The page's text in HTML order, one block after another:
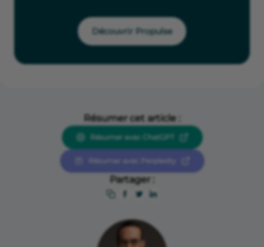
Découvrir Propulse
Résumer cet article :
Résumer avec ChatGPT
Résumer avec Perplexity
Partager :